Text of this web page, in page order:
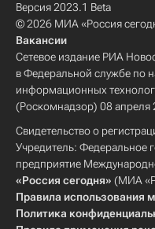
Версия 2023.1 Beta
© 2026 МИА «Россия
Вакансии
Сетевое издание РИА
в Федеральной службе по
информационных
(Роскомнадзор) 08 апреля
Свидетельство о
Учредитель: Федеральное
предприятие
«Россия сегодня» (МИА
Правила использования
Политика